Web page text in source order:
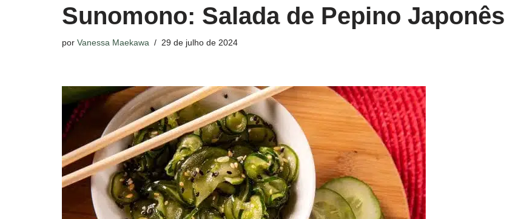
Sunomono: Salada de Pepino Japonês
por Vanessa Maekawa 29 de julho de 2024